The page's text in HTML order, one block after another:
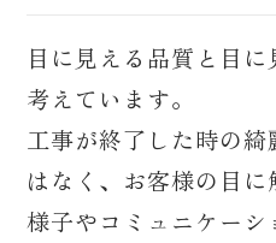
目に見える品質と目
考えています。
工事が終了した時の
はなく、お客様の目
様子やコミュニケー